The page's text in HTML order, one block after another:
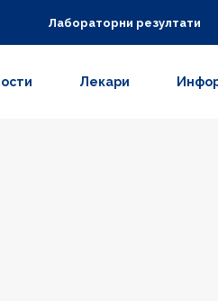
Лабораторни резултати
Лекари